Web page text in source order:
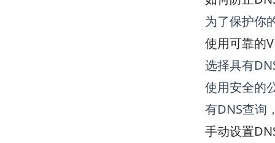
为了保护你
使用可靠的
选择具有
使用安全的
有DNS查询
手动设置